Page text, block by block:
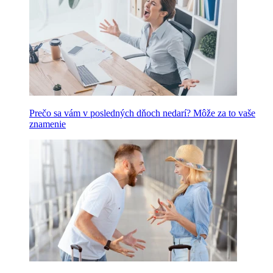
Prečo sa vám v posledných dňoch nedarí? Môže za to vaše
znamenie